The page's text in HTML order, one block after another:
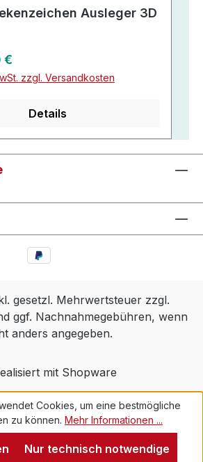
Ausleger 3D
€
zzgl. Versandkosten
Details
gesetzl. Mehrwertsteuer zzgl.
ggf. Nachnahmegebühren, wenn
anders angegeben.
mit Shopware
Cookies, um eine bestmögliche
zu können. Mehr Informationen ...
Nur technisch notwendige